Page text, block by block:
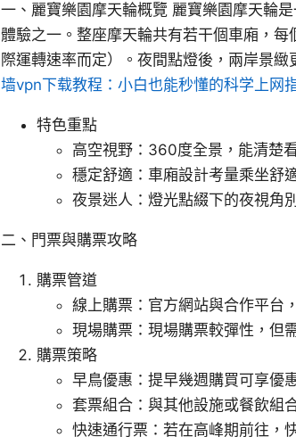
一、麗寶樂園摩天輪概覽 麗寶樂園摩天輪
體驗之一。整座摩天輪共有若干個車廂，
際運轉速率而定）。夜間點燈後，兩岸景
墙vpn下载教程：小白也能秒懂的科学上网
特色重點
高空視野：360度全景，能清楚
穩定舒適：車廂設計考量乘坐舒
夜景迷人：燈光點綴下的夜視角
二、門票與購票攻略
購票管道
線上購票：官方網站與合作平台
現場購票：現場購票較彈性，但
購票策略
早鳥優惠：提早幾週購買可享優
套票組合：與其他設施或餐飲組
快速通行票：若在高峰期前往，